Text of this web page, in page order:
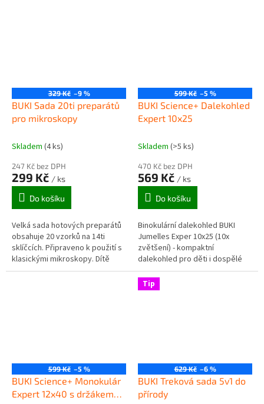
329 Kč –9 %
BUKI Sada 20ti preparátů
pro mikroskopy
Skladem (4 ks)
247 Kč bez DPH
299 Kč / ks
Do košíku
Velká sada hotových preparátů
obsahuje 20 vzorků na 14ti
sklíčcích. Připraveno k použití s
klasickými mikroskopy. Dítě
může začít zkoumat okolní svět,
599 Kč –5 %
BUKI Science+ Dalekohled
Expert 10x25
Skladem (>5 ks)
470 Kč bez DPH
569 Kč / ks
Do košíku
Binokulární dalekohled BUKI
Jumelles Exper 10x25 (10x
zvětšení) - kompaktní
dalekohled pro děti i dospělé
vhodný na vycházky do přírody
a obecné pozorování objektů
nacházejících...
599 Kč –5 %
BUKI Science+ Monokulár
Expert 12x40 s držákem
Tip
629 Kč –6 %
BUKI Treková sada 5v1 do
přírody